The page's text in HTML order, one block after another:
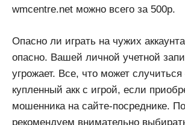
wmcentre.net можно всего за 500р.
Опасно ли играть на чужих
опасно. Вашей личной учетной
угрожает. Все, что может
купленный акк с игрой, если
мошенника на сайте-посреднике.
рекомендуем внимательно